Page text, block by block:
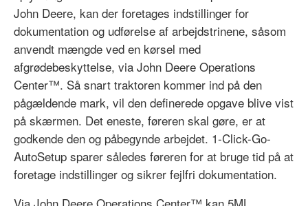
John Deere, kan der foretages indstillinger for
dokumentation og udførelse af arbejdstrinene, såsom
anvendt mængde ved en kørsel med
afgrødebeskyttelse, via John Deere Operations
Center™. Så snart traktoren kommer ind på den
pågældende mark, vil den definerede opgave blive vist
på skærmen. Det eneste, føreren skal gøre, er at
godkende den og påbegynde arbejdet. 1-Click-Go-
AutoSetup sparer således føreren for at bruge tid på at
foretage indstillinger og sikrer fejlfri dokumentation.